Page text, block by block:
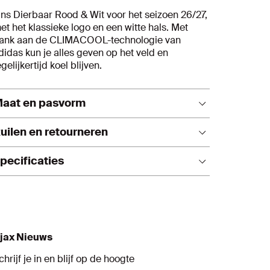
Dierbaar Rood & Wit voor het seizoen 26/27,
het klassieke logo en een witte hals. Met
aan de CLIMACOOL-technologie van
kun je alles geven op het veld en
koel blijven.
en pasvorm
te bestellen.
en retourneren
Items retour sturen? Dit is altijd gratis!
Bedrukte shirts en shorts mogen niet
De rugnummers en namen van spelers zijn
transfermarkt gesloten is.
Technologie: CLIMACOOL (zweetafvoerend
& sneldrogend)
Ademend en vochtregulerend
Nieuws
je in en blijf op de hoogte